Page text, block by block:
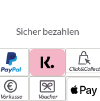
Sicher bezahlen
Click&Collect
Vorkasse Voucher